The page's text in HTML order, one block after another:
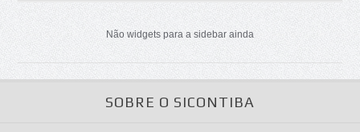
Não widgets para a sidebar ainda
SOBRE O SICONTIBA